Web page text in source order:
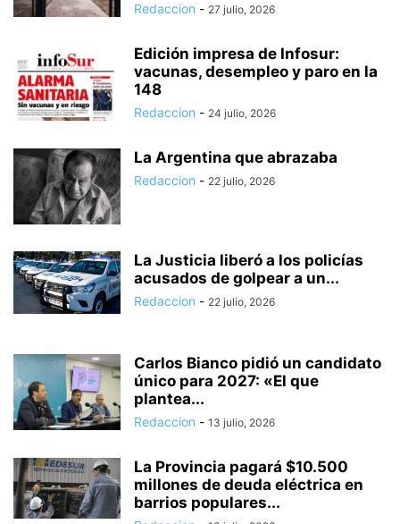
Redaccion - 27 julio, 2026
Edición impresa de Infosur:
vacunas, desempleo y paro en la
148
Redaccion - 24 julio, 2026
La Argentina que abrazaba
Redaccion - 22 julio, 2026
La Justicia liberó a los policías
acusados de golpear a un...
Redaccion - 22 julio, 2026
Carlos Bianco pidió un candidato
único para 2027: «El que
plantea...
Redaccion - 13 julio, 2026
La Provincia pagará $10.500
millones de deuda eléctrica en
barrios populares...